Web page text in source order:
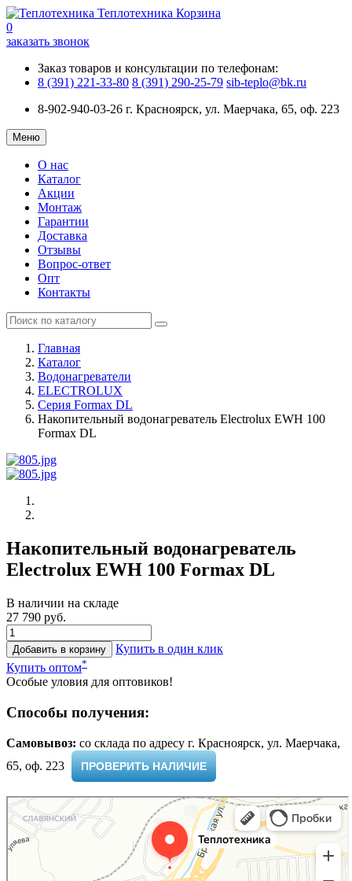
Теплотехника Корзина
0
заказать звонок
Заказ товаров и консультации по телефонам:
8 (391) 221-33-80 8 (391) 290-25-79 sib-teplo@bk.ru
8-902-940-03-26 г. Красноярск, ул. Маерчака, 65, оф. 223
Меню
О нас
Каталог
Акции
Монтаж
Гарантии
Доставка
Отзывы
Вопрос-ответ
Опт
Контакты
Главная
Каталог
Водонагреватели
ELECTROLUX
Серия Formax DL
Накопительный водонагреватель Electrolux EWH 100
Formax DL
Накопительный водонагреватель
Electrolux EWH 100 Formax DL
В наличии на складе
27 790 руб.
Добавить в корзину
Купить в один клик
Купить оптом*
Особые уловия для оптовиков!
Способы получения:
Самовывоз: cо склада по адресу г. Красноярск, ул. Маерчака,
65, оф. 223 ​
ПРОВЕРИТЬ НАЛИЧИЕ